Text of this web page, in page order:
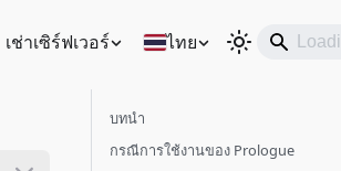
เช่าเซิร์ฟเวอร์ ไทย
บทนำ
กรณีการใช้งานของ Prologue